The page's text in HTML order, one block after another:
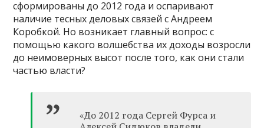
сформированы до 2012 года и оспаривают
наличие тесных деловых связей с Андреем
Коробкой. Но возникает главный вопрос: с
помощью какого волшебства их доходы возросли
до неимоверных высот после того, как они стали
частью власти?
«До 2012 года Сергей Фурса и